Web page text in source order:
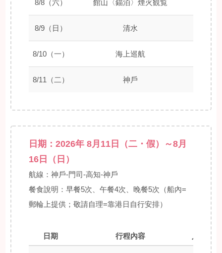
8/8（六） 館山〈錨泊〉煙火観覧
8/9（日） 清水 08:00
8/10（一） 海上巡航
8/11（二） 神戶 09:00
日期：2026年 8月11日（二・假）～8月
16日（日）
航線：神戶-門司-高知-神戶
餐食說明：早餐5次、午餐4次、晚餐5次（船內=
郵輪上提供；敬請自理=靠港日自行安排）
日期 行程內容 入港時間